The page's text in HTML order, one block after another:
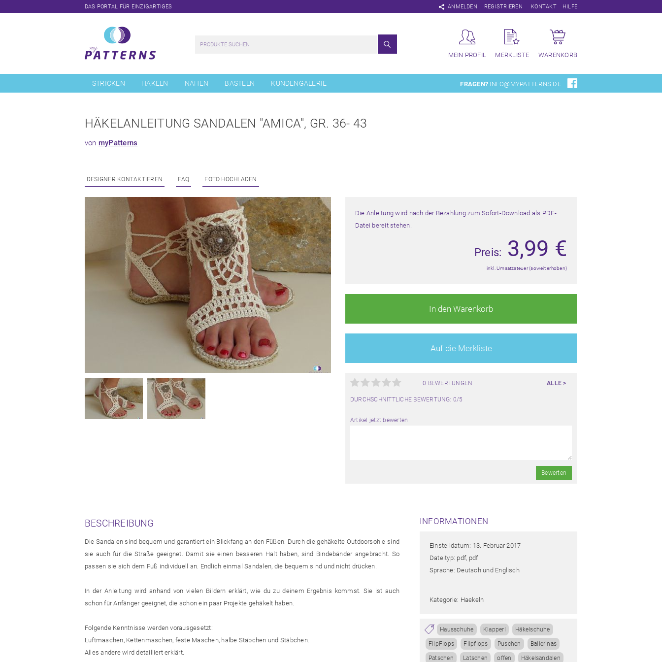
DAS PORTAL FÜR EINZIGARTIGES ANMELDEN
Navigation
überspringen
REGISTRIEREN KONTAKT HILFE
MEIN PROFIL MERKLISTE WARENKORB
überspringen
STRICKEN HÄKELN NÄHEN BASTELN KUNDENGALERIE FRAGEN? INFO@MYPATTERNS.DE
HÄKELANLEITUNG SANDALEN "AMICA", GR. 36- 43
von myPatterns
DESIGNER KONTAKTIEREN FAQ FOTO HOCHLADEN
Die Anleitung wird nach der Bezahlung zum Sofort-Download als PDF-
Datei bereit stehen.
Preis: 3,99 €
inkl. Umsatzsteuer (soweit erhoben)
In den Warenkorb
Auf die Merkliste
0 BEWERTUNGEN ALLE >
DURCHSCHNITTLICHE BEWERTUNG: 0/5
Artikel jetzt bewerten
Bewerten
BESCHREIBUNG
Die Sandalen sind bequem und garantiert ein Blickfang an den Füßen. Durch die gehäkelte Outdoorsohle sind
sie auch für die Straße geeignet. Damit sie einen besseren Halt haben, sind Bindebänder angebracht. So
passen sie sich dem Fuß individuell an. Endlich einmal Sandalen, die bequem sind und nicht drücken.
In der Anleitung wird anhand von vielen Bildern erklärt, wie du zu deinem Ergebnis kommst. Sie ist auch
schon für Anfänger geeignet, die schon ein paar Projekte gehäkelt haben.
Folgende Kenntnisse werden vorausgesetzt:
Luftmaschen, Kettenmaschen, feste Maschen, halbe Stäbchen und Stäbchen.
Alles andere wird detailliert erklärt.
INFORMATIONEN
Einstelldatum: 13. Februar 2017
Dateityp: pdf, pdf
Sprache: Deutsch und Englisch
Kategorie: Haekeln
Hausschuhe Klapperl Häkelschuhe
FlipFlops Flipflops Puschen Ballerinas
Patschen Latschen offen Häkelsandalen